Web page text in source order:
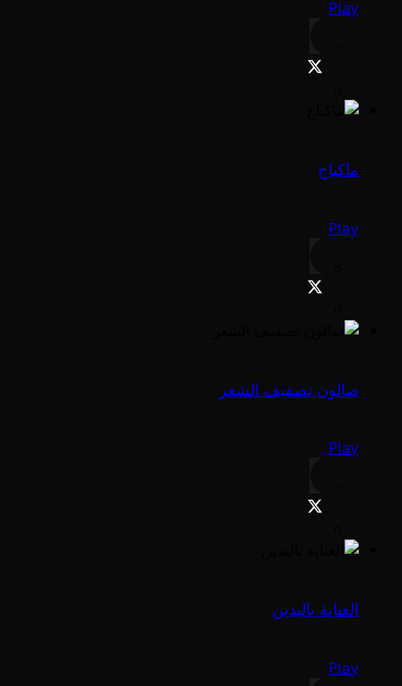
Play
ماكياج
Play
صالون تصفيف الشعر
Play
العناية باليدين
Play